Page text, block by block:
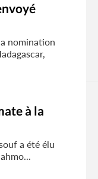
nomination
à la
a été élu